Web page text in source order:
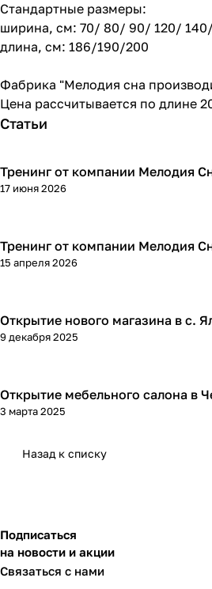
Стандартные размеры:
ширина, см: 70/ 80/ 90/ 120/
длина, см: 186/190/200
Фабрика "Мелодия сна
Цена рассчитывается по длине
Статьи
Тренинг от компании Мелодия
17 июня 2026
Тренинг от компании Мелодия
15 апреля 2026
Открытие нового магазина в с.
9 декабря 2025
Открытие мебельного салона в
3 марта 2025
Назад к списку
Подписаться
на новости и акции
Связаться с нами